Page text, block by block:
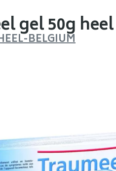
gel 50g heel
BELGIUM